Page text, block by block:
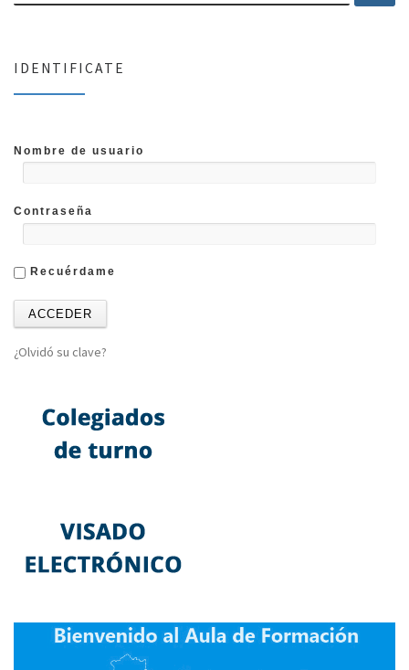
IDENTIFICATE
Nombre de usuario
Contraseña
Recuérdame
¿Olvidó su clave?